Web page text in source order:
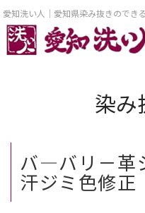
愛知洗い人｜愛知県染み抜きのでき
染み
バ―バリ－革
汗ジミ色修正